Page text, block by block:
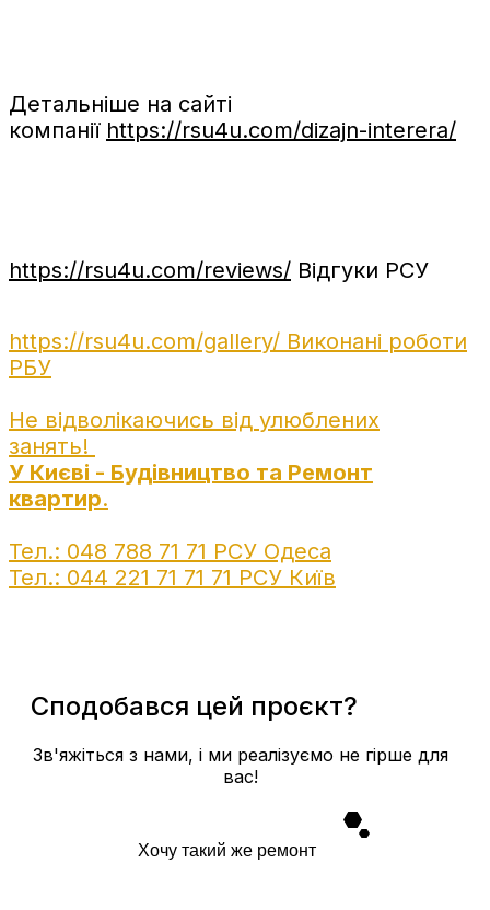
Детальніше на сайті
компанії https://rsu4u.com/dizajn-interera/
https://rsu4u.com/reviews/ Відгуки РСУ
https://rsu4u.com/gallery/ Виконані роботи
РБУ
Не відволікаючись від улюблених
занять!
У Києві - Будівництво та Ремонт
квартир.
Тел.: 048 788 71 71 РСУ Одеса
Тел.: 044 221 71 71 71 РСУ Київ
Сподобався цей проєкт?
Зв'яжіться з нами, і ми реалізуємо не гірше для
вас!
Хочу такий же ремонт